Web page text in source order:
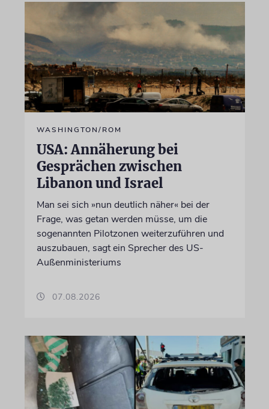
WASHINGTON/ROM
USA: Annäherung bei
Gesprächen zwischen
Libanon und Israel
Man sei sich »nun deutlich näher« bei der
Frage, was getan werden müsse, um die
sogenannten Pilotzonen weiterzuführen und
auszubauen, sagt ein Sprecher des US-
Außenministeriums
07.08.2026